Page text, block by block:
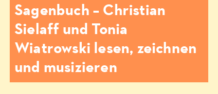
Sagenbuch – Christian
Sielaff und Tonia
Wiatrowski lesen, zeichnen
und musizieren